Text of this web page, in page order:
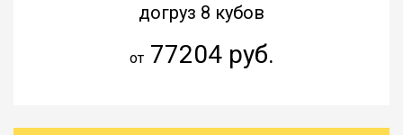
догруз 8 кубов
от77204 руб.